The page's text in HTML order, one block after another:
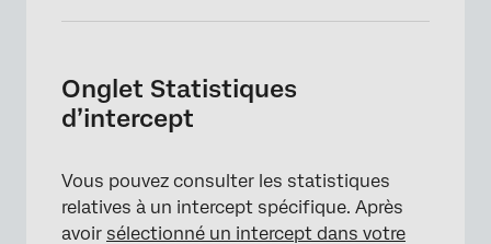
Onglet Statistiques
d’intercept
Vous pouvez consulter les statistiques
relatives à un intercept spécifique. Après
avoir sélectionné un intercept dans votre